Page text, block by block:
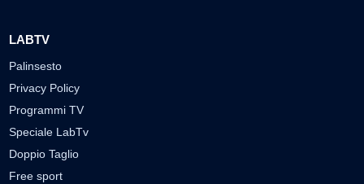
LABTV
Palinsesto
Privacy Policy
Programmi TV
Speciale LabTv
Doppio Taglio
Free sport